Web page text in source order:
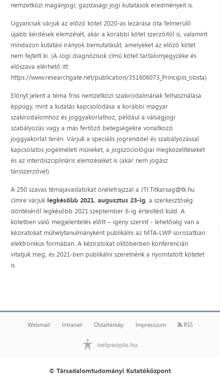
nemzetközi magánjogi, gazdasági jogi kutatások eredményeit is.
Ugyancsak várjuk az előző kötet 2020-as lezárása óta felmerülő
újabb kérdések elemzését, akár a korábbi kötet szerzőitől is, valamint
mindazon kutatási irányok bemutatását, amelyeket az előző kötet
nem fejtett ki. (A Jogi diagnózisok című kötet tartalomjegyzéke és
előszava elérhető itt:
https://www.researchgate.net/publication/351606073_Principiis_obsta)
Előnyt jelent a téma friss nemzetközi szakirodalmának felhasználása
éppúgy, mint a kutatás kapcsolódása a korábbi magyar
szakirodalomhoz és joggyakorlathoz, például a válságjogi
szabályozás vagy a más fertőző betegségekre vonatkozó
joggyakorlat terén. Várjuk a speciális jogrenddel és szabályozással
kapcsolatos jogelméleti műveket, a jogszociológiai megközelítéseket
és az interdiszciplináris elemzéseket is (akár nem jogász
társszerzővel).
A 250 szavas témajavaslatokat önéletrajzzal a JTI.Titkarsag@tk.hu
címre várjuk legkésőbb 2021. augusztus 23-ig, a szerkesztőség
döntéséről legkésőbb 2021.szeptember 6-ig értesítést küld. A
kötetben való megjelentetés előtt – igény szerint - lehetőség van a
kéziratokat műhelytanulmányként publikálni az MTA-LWP sorozatban
elektronikus formában. A kéziratokat októberben konferencián
vitatjuk meg, és 2021-ben publikálni szeretnénk a nyomtatott kötetet
is.
Webmail Intranet Oldaltérkép Impresszum RSS
© Társadalomtudományi Kutatóközpont